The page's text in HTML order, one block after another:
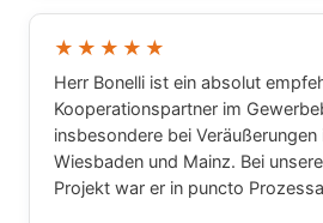
und können Herrn Bonelli
weiterempfehlen. Vielen Dank für
★★★★★
Herr Bonelli ist ein absolut
Kooperationspartner im
insbesondere bei Veräußerungen
Wiesbaden und Mainz. Bei
Projekt war er in puncto